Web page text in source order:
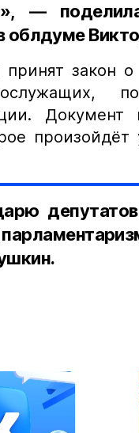
—
облдуме
закон